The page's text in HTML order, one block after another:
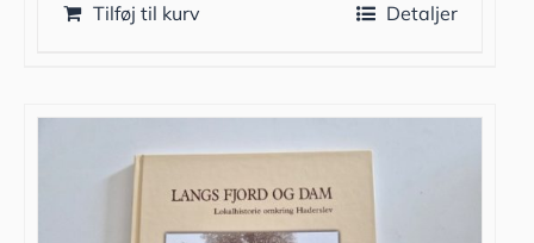
Tilføj til kurv Detaljer